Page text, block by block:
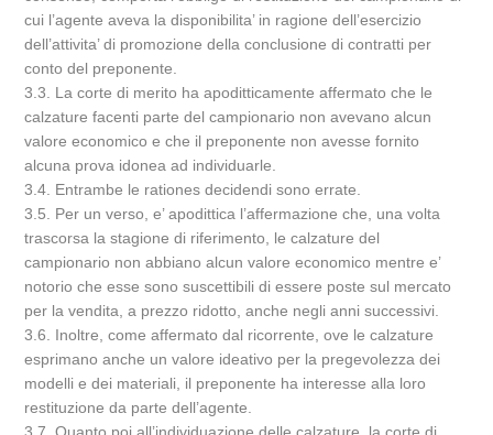
cui l’agente aveva la disponibilita’ in ragione dell’esercizio
dell’attivita’ di promozione della conclusione di contratti per
conto del preponente.
3.3. La corte di merito ha apoditticamente affermato che le
calzature facenti parte del campionario non avevano alcun
valore economico e che il preponente non avesse fornito
alcuna prova idonea ad individuarle.
3.4. Entrambe le rationes decidendi sono errate.
3.5. Per un verso, e’ apodittica l’affermazione che, una volta
trascorsa la stagione di riferimento, le calzature del
campionario non abbiano alcun valore economico mentre e’
notorio che esse sono suscettibili di essere poste sul mercato
per la vendita, a prezzo ridotto, anche negli anni successivi.
3.6. Inoltre, come affermato dal ricorrente, ove le calzature
esprimano anche un valore ideativo per la pregevolezza dei
modelli e dei materiali, il preponente ha interesse alla loro
restituzione da parte dell’agente.